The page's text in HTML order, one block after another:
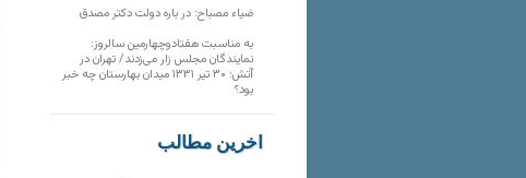
ضیاء مصباح: در باره دولت دکتر مصدق
به مناسبت هفتادوچهارمین سالروز:
نمایندگان مجلس زار می‌زدند/ تهران در
آتش؛ ۳۰ تیر ۱۳۳۱ میدان بهارستان چه خبر
بود؟
آخرین مطالب